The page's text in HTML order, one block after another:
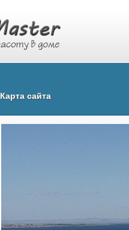
Карта сайта